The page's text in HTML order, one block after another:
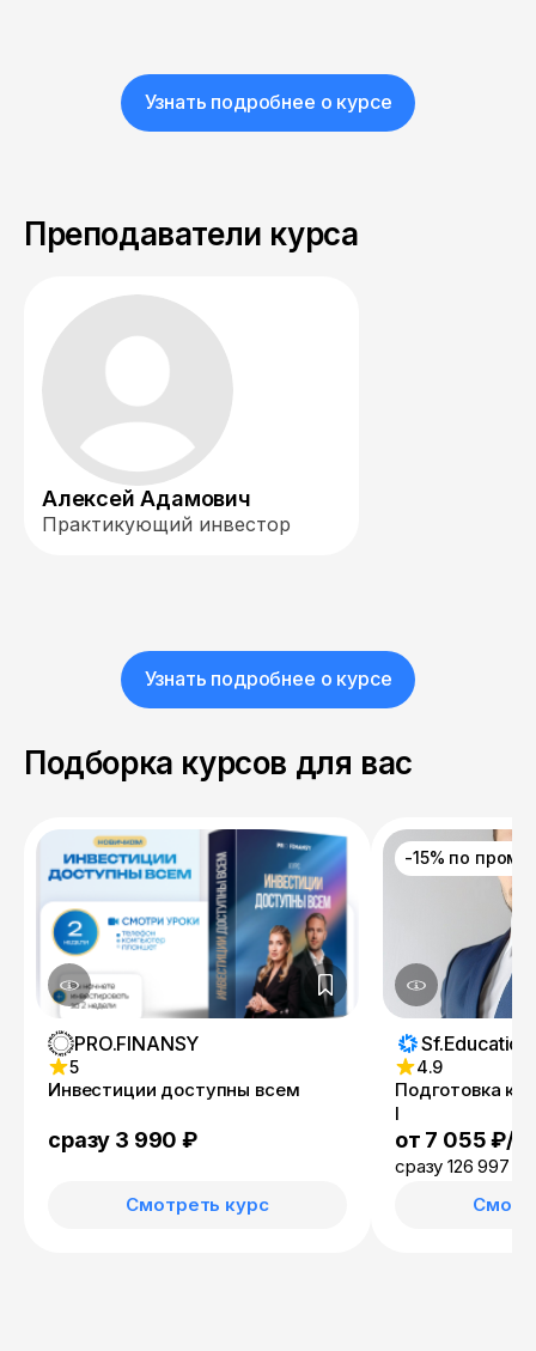
Узнать подробнее о курсе
Преподаватели курса
Алексей Адамович
Практикующий инвестор
Узнать подробнее о курсе
Подборка курсов для вас
PRO.FINANSY
5
Инвестиции доступны всем
сразу 3 990 ₽
Смотреть курс
-15% по
Sf.Education
4.9
Подготовка к
I
от 7 055 ₽/
сразу 126 997 ₽